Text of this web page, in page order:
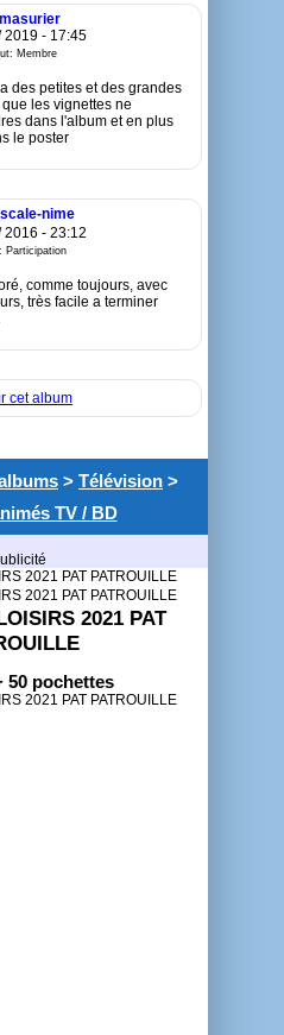
2019 - 17:45
Membre
des petites et des grandes
les vignettes ne
dans l'album et en plus
le poster
nime
2016 - 23:12
Participation
comme toujours, avec
très facile a terminer
cet album
> Télévision >
TV / BD
2021 PAT
50 pochettes